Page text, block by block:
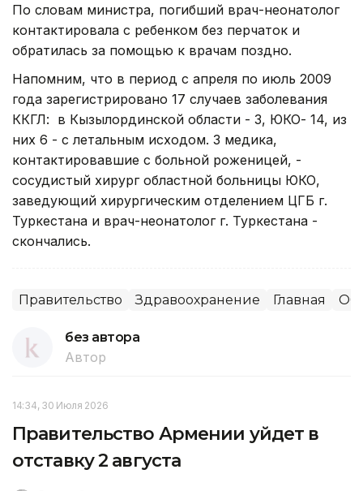
По словам министра, погибший врач-неонатолог
контактировала с ребенком без перчаток и
обратилась за помощью к врачам поздно.
Напомним, что в период с апреля по июль 2009
года зарегистрировано 17 случаев заболевания
ККГЛ: в Кызылординской области - 3, ЮКО- 14, из
них 6 - с летальным исходом. 3 медика,
контактировавшие с больной роженицей, -
сосудистый хирург областной больницы ЮКО,
заведующий хирургическим отделением ЦГБ г.
Туркестана и врач-неонатолог г. Туркестана -
скончались.
Правительство Здравоохранение Главная
без автора
Автор
14:34, 30 Июля 2026
Правительство Армении уйдет в
отставку 2 августа